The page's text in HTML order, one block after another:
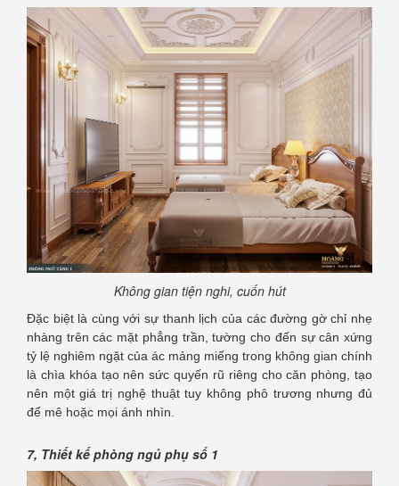
Không gian tiện nghi, cuốn hút
Đặc biệt là cùng với sự thanh lịch của các đường gờ chỉ nhẹ
nhàng trên các mặt phẳng trần, tường cho đến sự cân xứng
tỷ lệ nghiêm ngặt của ác mảng miếng trong không gian chính
là chìa khóa tạo nên sức quyến rũ riêng cho căn phòng, tạo
nên một giá trị nghệ thuật tuy không phô trương nhưng đủ
để mê hoặc mọi ánh nhìn.
7, Thiết kế phòng ngủ phụ số 1